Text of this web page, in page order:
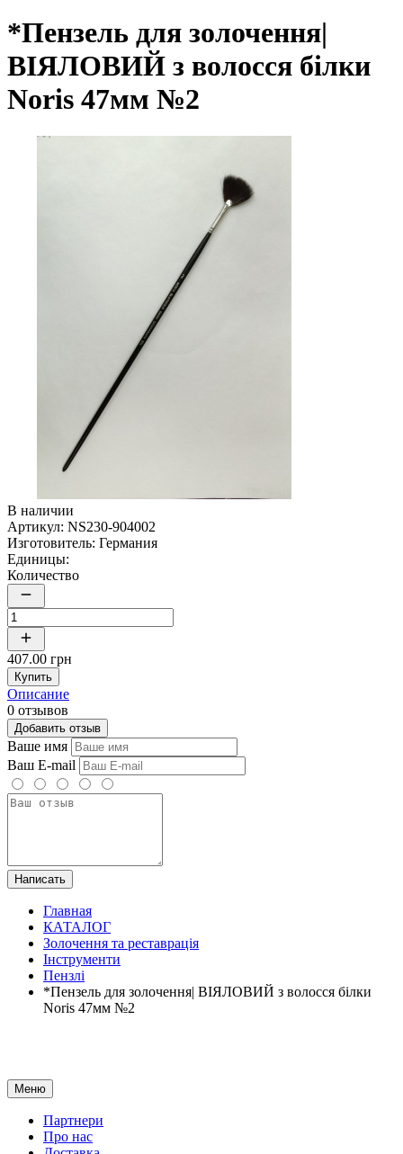
*Пензель для золочення|
ВІЯЛОВИЙ з волосся білки
Noris 47мм №2
В наличии
Артикул: NS230-904002
Изготовитель: Германия
Единицы:
Количество
407.00 грн
Купить
Описание
0 отзывов
Добавить отзыв
Ваше имя
Ваш E-mail
Написать
Главная
КАТАЛОГ
Золочення та реставрація
Інструменти
Пензлі
*Пензель для золочення| ВІЯЛОВИЙ з волосся білки
Noris 47мм №2
Меню
Партнери
Про нас